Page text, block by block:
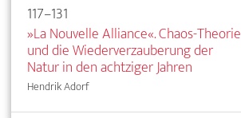
117–131
»La Nouvelle Alliance«. Chaos-Theorie
und die Wiederverzauberung der
Natur in den achtziger Jahren
Hendrik Adorf